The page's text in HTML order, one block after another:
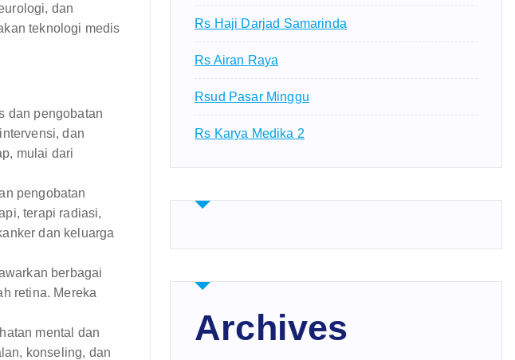
dan
teknologi medis
dan pengobatan
dan
mulai dari
pengobatan
terapi radiasi,
dan keluarga
berbagai
retina. Mereka
mental dan
konseling, dan
Rs Haji Darjad Samarinda
Rs Airan Raya
Rsud Pasar Minggu
Rs Karya Medika 2
Archives